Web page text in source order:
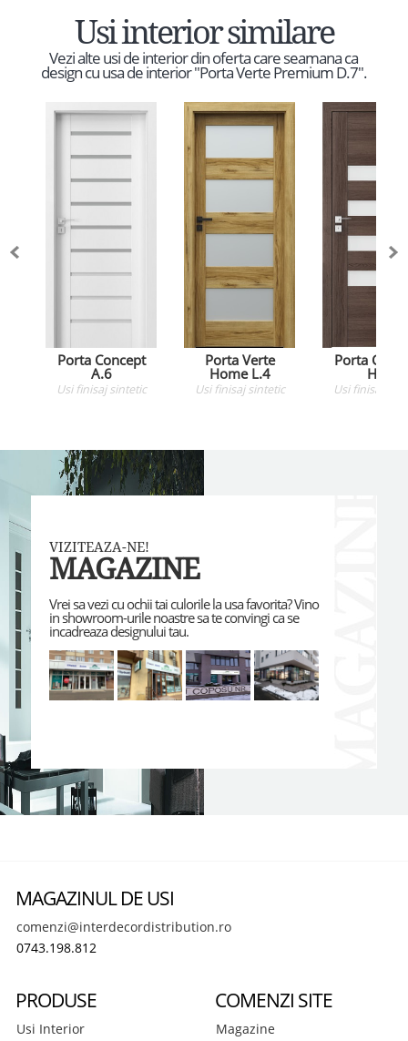
Usi interior similare
Vezi alte usi de interior din oferta care seamana ca
design cu usa de interior "Porta Verte Premium D.7".
Porta Concept
A.6
Usifinisaj sintetic
Porta Verte
Home L.4
Usifinisaj sintetic
Porta
H.4
Usifinisaj
VIZITEAZA-NE!
MAGAZINE
Vrei sa vezi cu ochii tai culorile la usa favorita? Vino
in showroom-urile noastre sa te convingi ca se
incadreaza designului tau.
MAGAZINUL DE USI
comenzi@interdecordistribution.ro
0743.198.812
PRODUSE
Usi Interior
COMENZI SITE
Magazine